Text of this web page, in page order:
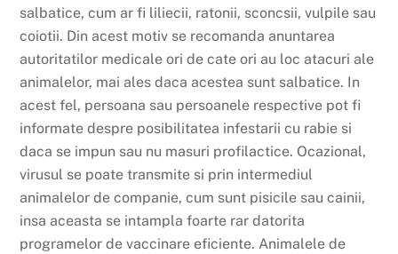
salbatice, cum ar fi liliecii, ratonii, sconcsii, vulpile sau
coiotii. Din acest motiv se recomanda anuntarea
autoritatilor medicale ori de cate ori au loc atacuri ale
animalelor, mai ales daca acestea sunt salbatice. In
acest fel, persoana sau persoanele respective pot fi
informate despre posibilitatea infestarii cu rabie si
daca se impun sau nu masuri profilactice. Ocazional,
virusul se poate transmite si prin intermediul
animalelor de companie, cum sunt pisicile sau cainii,
insa aceasta se intampla foarte rar datorita
programelor de vaccinare eficiente. Animalele de